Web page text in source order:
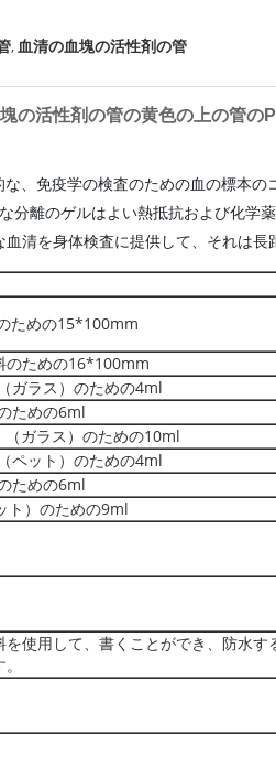
,血清の血塊の活性剤の管
の活性剤の管の黄色の上の管
、免疫学の検査のための血の標本
分離のゲルはよい熱抵抗および化
清を身体検査に提供して、それは
ための15*100mm
ための16*100mm
ガラス）のための4ml
ための6ml
ガラス）のための10ml
ペット）のための4ml
ための6ml
）のための9ml
使用して、書くことができ、防水す